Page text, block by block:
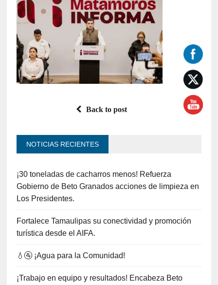
Back to post
NOTICIAS RECIENTES
¡30 toneladas de cacharros menos! Refuerza
Gobierno de Beto Granados acciones de limpieza en
Los Presidentes.
Fortalece Tamaulipas su conectividad y promoción
turística desde el AIFA.
💧🚰 ¡Agua para la Comunidad!
¡Trabajo en equipo y resultados! Encabeza Beto